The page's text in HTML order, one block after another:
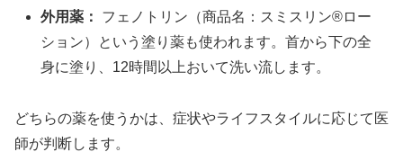
外用薬：
フェノトリン（商品名：スミスリン®ロー
ション）という塗り薬も使われます。首から下の全
身に塗り、12時間以上おいて洗い流します。
どちらの薬を使うかは、症状やライフスタイルに応じて医
師が判断します。